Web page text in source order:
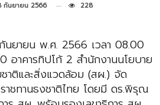
กันยายน 2566 228
ยายน พ.ศ. 2566 เวลา 08.00
อาคารทิปโก้ 2 สำนักงานนโยบาย
าติและสิ่งแวดล้อม (สผ.) จัด
าชทานธงชาติไทย โดยมี ดร.พิรุณ